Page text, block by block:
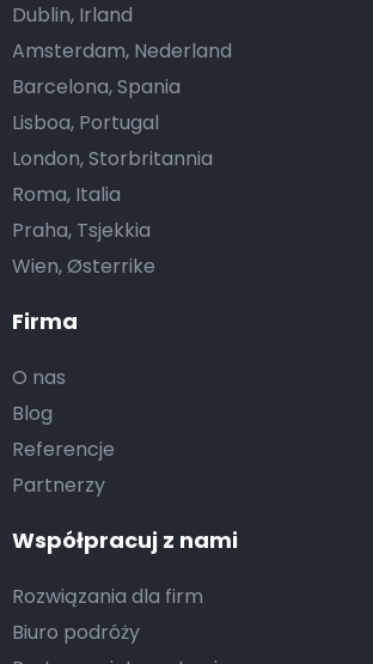
Firma
O nas
Blog
Referencje
Partnerzy
Współpracuj z nami
Rozwiązania dla firm
Biuro podróży
Dublin, Irland
Amsterdam, Nederland
Barcelona, Spania
Lisboa, Portugal
London, Storbritannia
Roma, Italia
Praha, Tsjekkia
Wien, Østerrike